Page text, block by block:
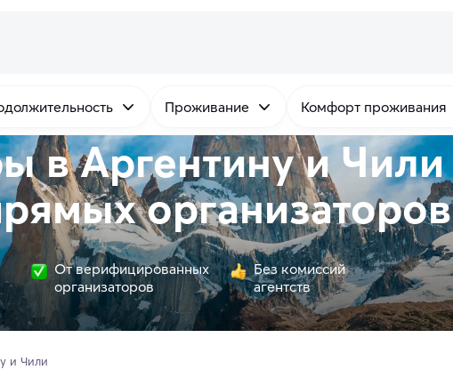
Проживание Комфорт проживания
в Аргентину и Чили
организаторов
От верифицированных
организаторов
Без комиссий
агентств
и Чили